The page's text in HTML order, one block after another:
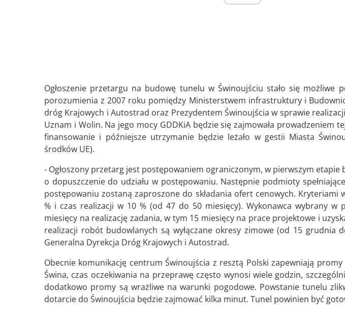
Ogłoszenie przetargu na budowę tunelu w Świnoujściu stało się możliwe
porozumienia z 2007 roku pomiędzy Ministerstwem infrastruktury i
dróg Krajowych i Autostrad oraz Prezydentem Świnoujścia w sprawie realizacji
Uznam i Wolin. Na jego mocy GDDKiA będzie się zajmowała prowadzeniem
finansowanie i późniejsze utrzymanie będzie leżało w gestii Miasta
środków UE).
- Ogłoszony przetarg jest postępowaniem ograniczonym, w pierwszym etapie
o dopuszczenie do udziału w postępowaniu. Następnie podmioty
postępowaniu zostaną zaproszone do składania ofert cenowych. Kryteriami
% i czas realizacji w 10 % (od 47 do 50 miesięcy). Wykonawca wybrany w
miesięcy na realizację zadania, w tym 15 miesięcy na prace projektowe i
realizacji robót budowlanych są wyłączane okresy zimowe (od 15 grudnia
Generalna Dyrekcja Dróg Krajowych i Autostrad.
Obecnie komunikację centrum Świnoujścia z resztą Polski zapewniają
Świna, czas oczekiwania na przeprawę często wynosi wiele godzin,
dodatkowo promy są wrażliwe na warunki pogodowe. Powstanie tunelu
dotarcie do Świnoujścia będzie zajmować kilka minut. Tunel powinien być